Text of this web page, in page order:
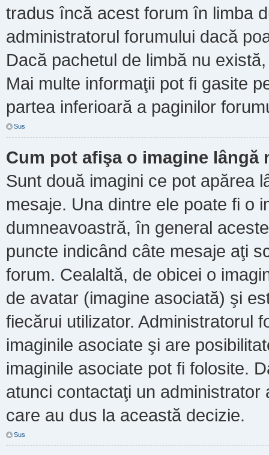
tradus încă acest forum în limba
administratorul forumului dacă
Dacă pachetul de limbă nu
Mai multe informaţii pot fi gasite
partea inferioară a paginilor
Sus
Cum pot afişa o imagine lângă
Sunt două imagini ce pot apărea
mesaje. Una dintre ele poate fi o
dumneavoastră, în general
puncte indicând câte mesaje aţi
forum. Cealaltă, de obicei o
de avatar (imagine asociată) şi
fiecărui utilizator. Administratorul
imaginile asociate şi are
imaginile asociate pot fi folosite.
atunci contactaţi un
care au dus la această decizie.
Sus